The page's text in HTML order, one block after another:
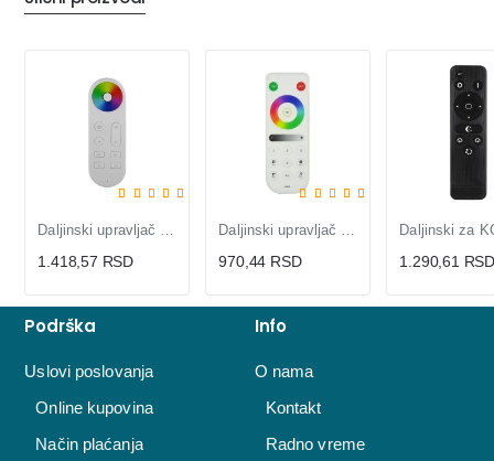
1.418,57 RSD 970,44 RSD 1.290,61 RSD
Podrška
Uslovi poslovanja
Online kupovina
Način plaćanja
Info
O nama
Kontakt
Radno vreme